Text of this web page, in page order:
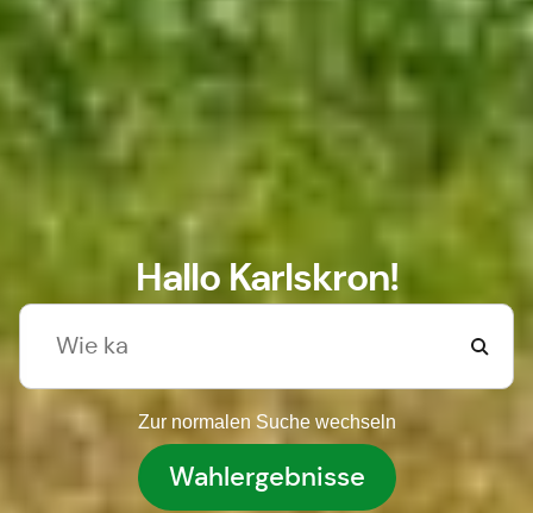
Hallo Karlskron!
Zur normalen Suche wechseln
Wahlergebnisse